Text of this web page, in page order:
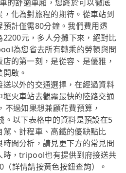
的舒適車廂，您終於可以徹底
化為對旅程的期待。從車站到
計僅需80分鐘。我們費用透
元，多人分攤下來，絕對比
為您省去所有轉乘的勞頓與問
的第一刻，是從容、是優雅，
啟。
以外的交通選擇，在經過資料
火車站去觀霧最快的陸路交通
過如果想兼顧花費預算，
。以下表格中的資料是預設在5
、計程車、高鐵的優缺點比
間分析，請見更下方的常見問
時，tripool也有提供到府接送共
詳情請按黃色按鈕查詢）。